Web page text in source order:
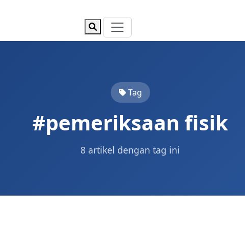
Tag
#pemeriksaan fisik
8 artikel dengan tag ini